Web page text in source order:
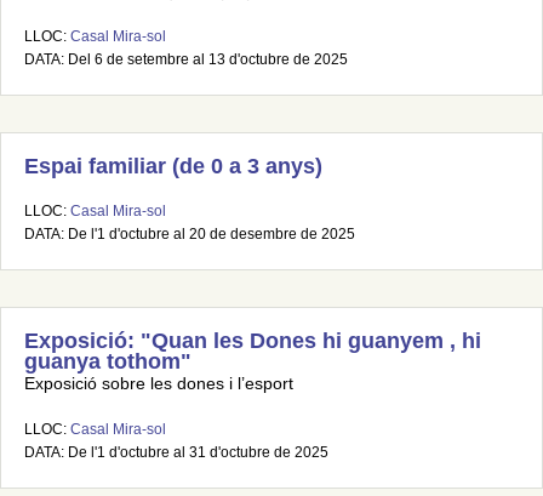
LLOC: Casal Mira-sol
DATA: Del 6 de setembre al 13 d'octubre de 2025
Espai familiar (de 0 a 3 anys)
LLOC: Casal Mira-sol
DATA: De l'1 d'octubre al 20 de desembre de 2025
Exposició: "Quan les Dones hi guanyem , hi
guanya tothom"
Exposició sobre les dones i l’esport
LLOC: Casal Mira-sol
DATA: De l'1 d'octubre al 31 d'octubre de 2025